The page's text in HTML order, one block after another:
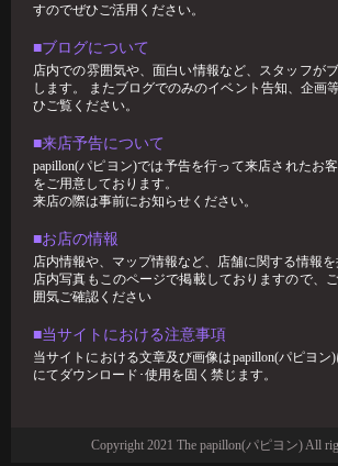
すのでぜひご活用ください。
■ブログについて
店内での雰囲気や、面白い情報など、スタッフが
します。 またブログでのみのイベント告知、企画
ひご覧ください。
■来店予告について
papillon(パピヨン)では予告を行って来店されたお
をご用意しております。
来店の際は事前にお知らせください。
■お店の情報
店内情報や、マップ情報など、店舗に関する情報を
店内写真もこのページで掲載しておりますので、
囲気ご確認ください
■当サイトにおける注意事項
当サイトにおける文章及び画像はpapillon(パピヨン
にてダウンロード･使用を固く禁じます。
Copyright 2021 The papillon(パピヨン) All